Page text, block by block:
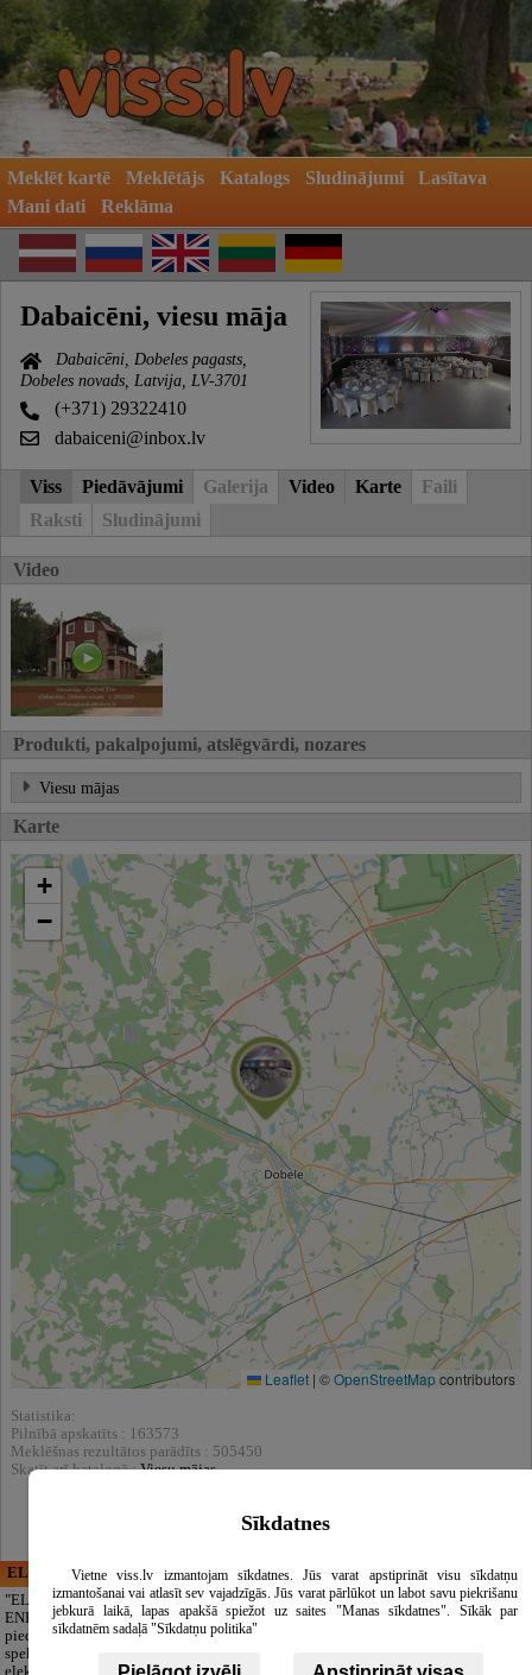
Meklēt kartē Meklētājs Katalogs Sludinājumi
Lasītava
Mani dati
Reklāma
Dabaicēni, viesu māja
Dabaicēni, Dobeles pagasts,
Dobeles novads, Latvija, LV-3701
(+371) 29322410
dabaiceni@inbox.lv
Viss Piedāvājumi Galerija Video Karte
Faili
Raksti
Sludinājumi
Video
Produkti, pakalpojumi, atslēgvārdi, nozares
Viesu mājas
Karte
+
−
Leaflet | ©OpenStreetMapcontributors
Statistika:
Pilnībā apskatīts : 163573
Meklēšnas rezultātos parādīts : 505450
Skatīt arī katalogā :Viesu mājas
ELECTRIC ENERGY
"ELECTRIC
ENERGY Kandava"
piedāvā pilna
spektra
elektromontāžas
CĒSU APBEDĪŠANAS
PAKALPOJUMI, SIA
Cieņpilnas atvadas
par visu — no
Sīkdatnes
Vietne viss.lv izmantojam sīkdatnes. Jūs varat apstiprināt visu sīkdatņu
izmantošanai vai atlasīt sev vajadzīgās. Jūs varat pārlūkot un labot savu piekrišanu
jebkurā laikā, lapas apakšā spiežot uz saites "Manas sīkdatnes". Sīkāk par
sīkdatnēm sadaļā "Sīkdatņu politika"